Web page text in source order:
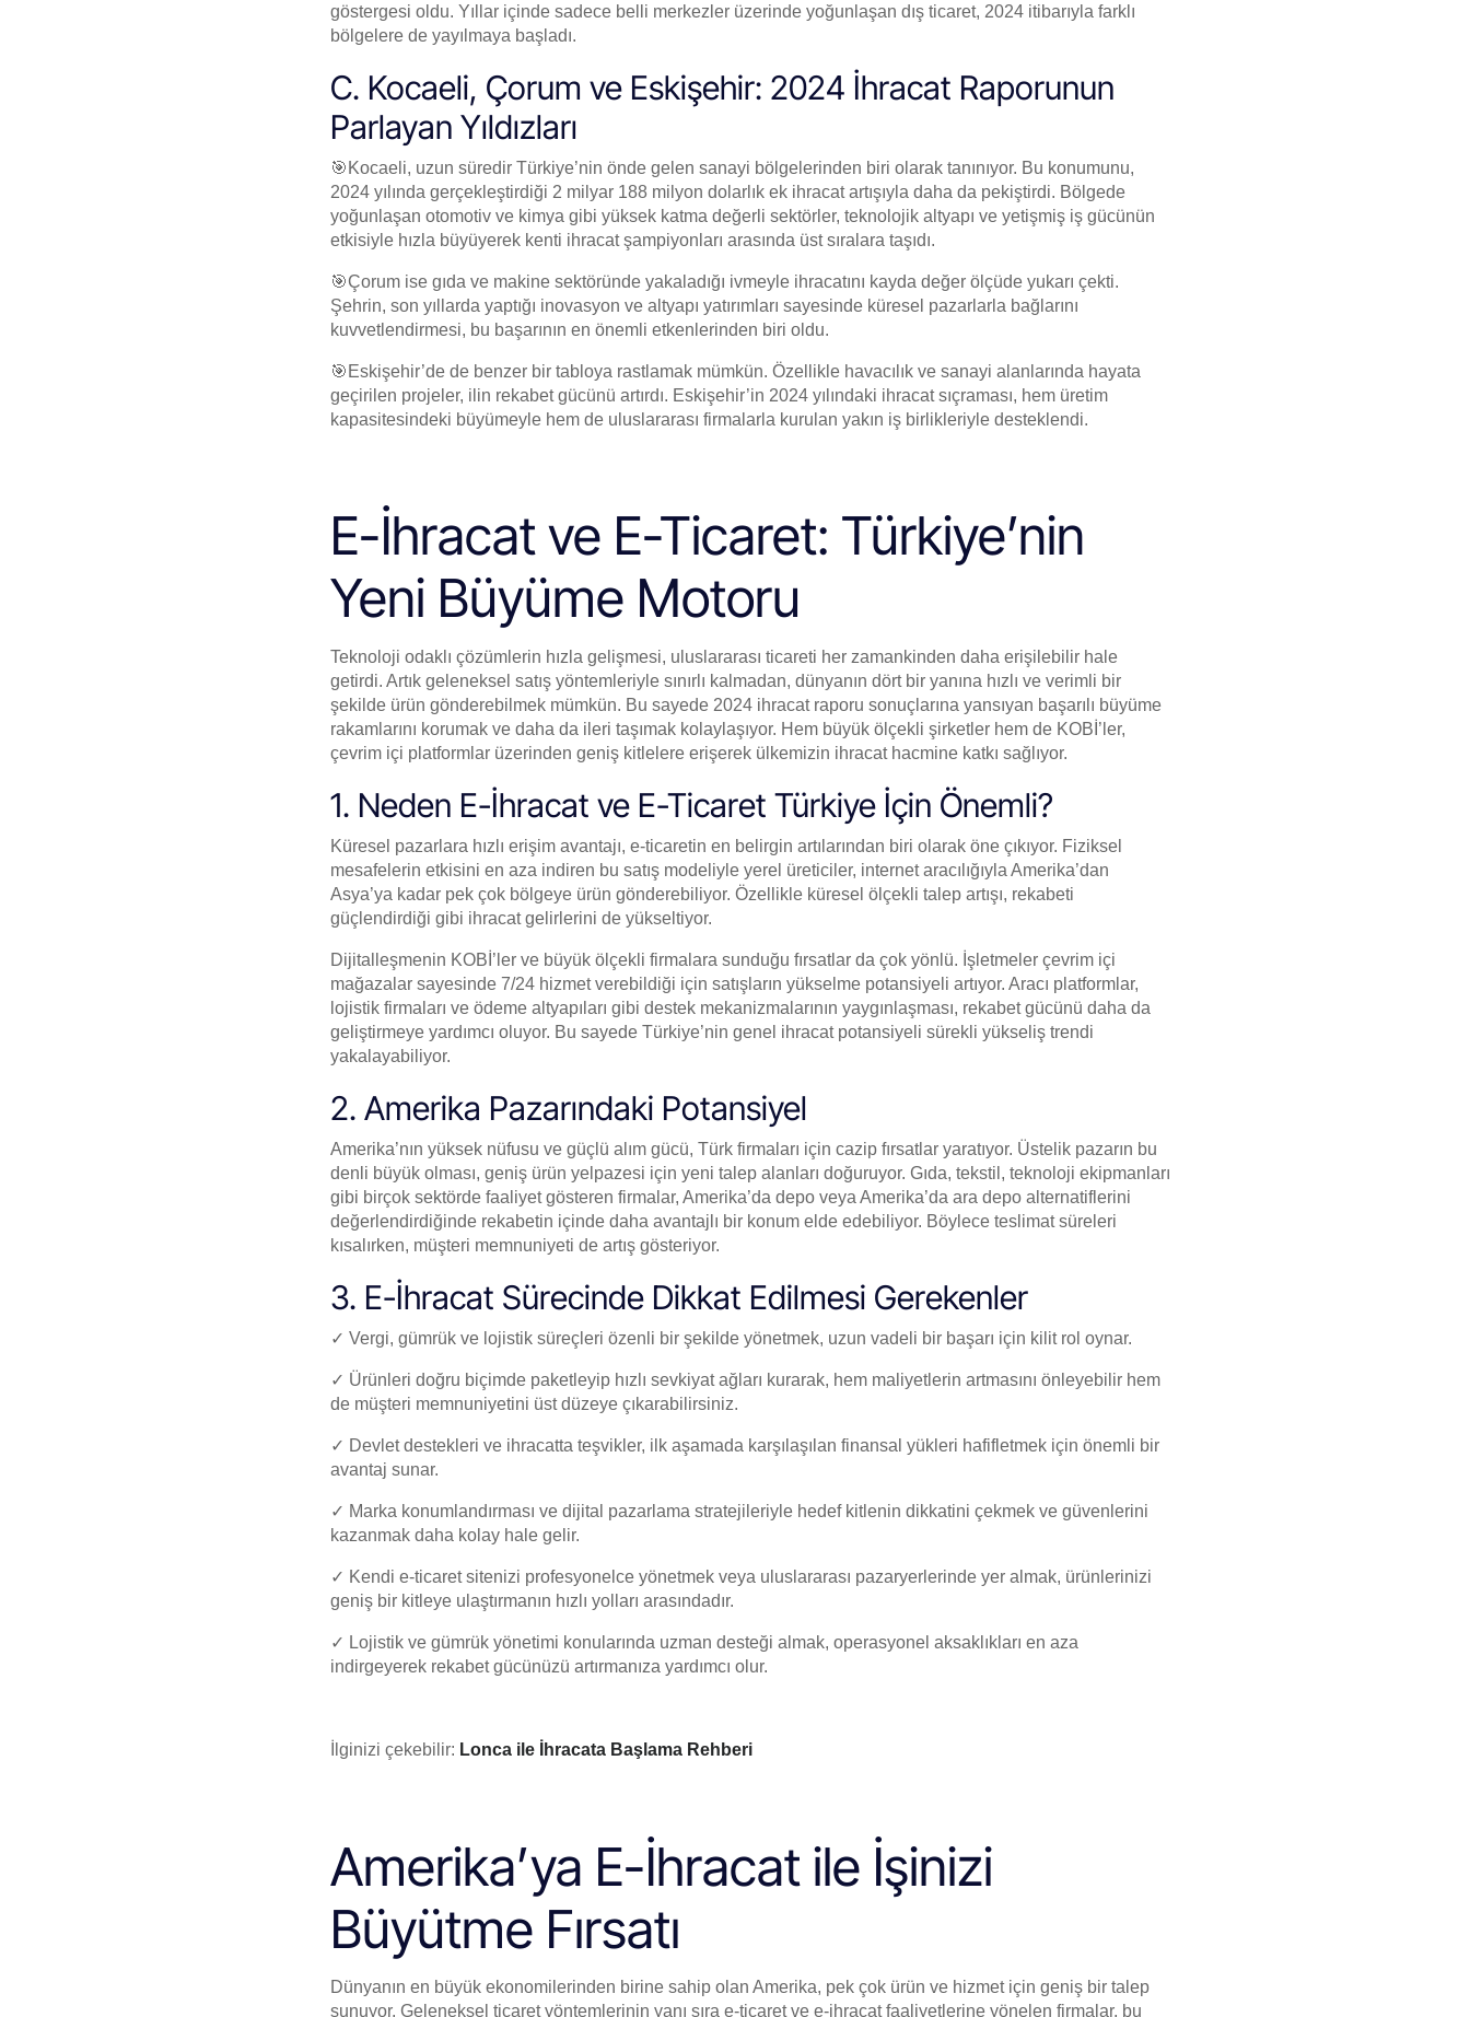
göstergesi oldu. Yıllar içinde sadece belli merkezler üzerinde yoğunlaşan dış ticaret, 2024 itibarıyla farklı
bölgelere de yayılmaya başladı.
C. Kocaeli, Çorum ve Eskişehir: 2024 İhracat Raporunun
Parlayan Yıldızları
🎯Kocaeli, uzun süredir Türkiye’nin önde gelen sanayi bölgelerinden biri olarak tanınıyor. Bu konumunu,
2024 yılında gerçekleştirdiği 2 milyar 188 milyon dolarlık ek ihracat artışıyla daha da pekiştirdi. Bölgede
yoğunlaşan otomotiv ve kimya gibi yüksek katma değerli sektörler, teknolojik altyapı ve yetişmiş iş gücünün
etkisiyle hızla büyüyerek kenti ihracat şampiyonları arasında üst sıralara taşıdı.
🎯Çorum ise gıda ve makine sektöründe yakaladığı ivmeyle ihracatını kayda değer ölçüde yukarı çekti.
Şehrin, son yıllarda yaptığı inovasyon ve altyapı yatırımları sayesinde küresel pazarlarla bağlarını
kuvvetlendirmesi, bu başarının en önemli etkenlerinden biri oldu.
🎯Eskişehir’de de benzer bir tabloya rastlamak mümkün. Özellikle havacılık ve sanayi alanlarında hayata
geçirilen projeler, ilin rekabet gücünü artırdı. Eskişehir’in 2024 yılındaki ihracat sıçraması, hem üretim
kapasitesindeki büyümeyle hem de uluslararası firmalarla kurulan yakın iş birlikleriyle desteklendi.
E-İhracat ve E-Ticaret: Türkiye’nin
Yeni Büyüme Motoru
Teknoloji odaklı çözümlerin hızla gelişmesi, uluslararası ticareti her zamankinden daha erişilebilir hale
getirdi. Artık geleneksel satış yöntemleriyle sınırlı kalmadan, dünyanın dört bir yanına hızlı ve verimli bir
şekilde ürün gönderebilmek mümkün. Bu sayede 2024 ihracat raporu sonuçlarına yansıyan başarılı büyüme
rakamlarını korumak ve daha da ileri taşımak kolaylaşıyor. Hem büyük ölçekli şirketler hem de KOBİ’ler,
çevrim içi platformlar üzerinden geniş kitlelere erişerek ülkemizin ihracat hacmine katkı sağlıyor.
1. Neden E-İhracat ve E-Ticaret Türkiye İçin Önemli?
Küresel pazarlara hızlı erişim avantajı, e-ticaretin en belirgin artılarından biri olarak öne çıkıyor. Fiziksel
mesafelerin etkisini en aza indiren bu satış modeliyle yerel üreticiler, internet aracılığıyla Amerika’dan
Asya’ya kadar pek çok bölgeye ürün gönderebiliyor. Özellikle küresel ölçekli talep artışı, rekabeti
güçlendirdiği gibi ihracat gelirlerini de yükseltiyor.
Dijitalleşmenin KOBİ’ler ve büyük ölçekli firmalara sunduğu fırsatlar da çok yönlü. İşletmeler çevrim içi
mağazalar sayesinde 7/24 hizmet verebildiği için satışların yükselme potansiyeli artıyor. Aracı platformlar,
lojistik firmaları ve ödeme altyapıları gibi destek mekanizmalarının yaygınlaşması, rekabet gücünü daha da
geliştirmeye yardımcı oluyor. Bu sayede Türkiye’nin genel ihracat potansiyeli sürekli yükseliş trendi
yakalayabiliyor.
2. Amerika Pazarındaki Potansiyel
Amerika’nın yüksek nüfusu ve güçlü alım gücü, Türk firmaları için cazip fırsatlar yaratıyor. Üstelik pazarın bu
denli büyük olması, geniş ürün yelpazesi için yeni talep alanları doğuruyor. Gıda, tekstil, teknoloji ekipmanları
gibi birçok sektörde faaliyet gösteren firmalar, Amerika’da depo veya Amerika’da ara depo alternatiflerini
değerlendirdiğinde rekabetin içinde daha avantajlı bir konum elde edebiliyor. Böylece teslimat süreleri
kısalırken, müşteri memnuniyeti de artış gösteriyor.
3. E-İhracat Sürecinde Dikkat Edilmesi Gerekenler
✓ Vergi, gümrük ve lojistik süreçleri özenli bir şekilde yönetmek, uzun vadeli bir başarı için kilit rol oynar.
✓ Ürünleri doğru biçimde paketleyip hızlı sevkiyat ağları kurarak, hem maliyetlerin artmasını önleyebilir hem
de müşteri memnuniyetini üst düzeye çıkarabilirsiniz.
✓ Devlet destekleri ve ihracatta teşvikler, ilk aşamada karşılaşılan finansal yükleri hafifletmek için önemli bir
avantaj sunar.
✓ Marka konumlandırması ve dijital pazarlama stratejileriyle hedef kitlenin dikkatini çekmek ve güvenlerini
kazanmak daha kolay hale gelir.
✓ Kendi e-ticaret sitenizi profesyonelce yönetmek veya uluslararası pazaryerlerinde yer almak, ürünlerinizi
geniş bir kitleye ulaştırmanın hızlı yolları arasındadır.
✓ Lojistik ve gümrük yönetimi konularında uzman desteği almak, operasyonel aksaklıkları en aza
indirgeyerek rekabet gücünüzü artırmanıza yardımcı olur.
İlginizi çekebilir: Lonca ile İhracata Başlama Rehberi
Amerika’ya E-İhracat ile İşinizi
Büyütme Fırsatı
Dünyanın en büyük ekonomilerinden birine sahip olan Amerika, pek çok ürün ve hizmet için geniş bir talep
sunuyor. Geleneksel ticaret yöntemlerinin yanı sıra e-ticaret ve e-ihracat faaliyetlerine yönelen firmalar, bu